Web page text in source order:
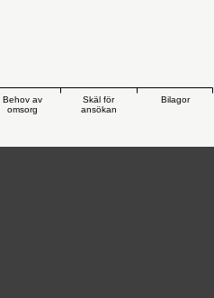
Behov av
omsorg
Skäl för
ansökan
Bilagor